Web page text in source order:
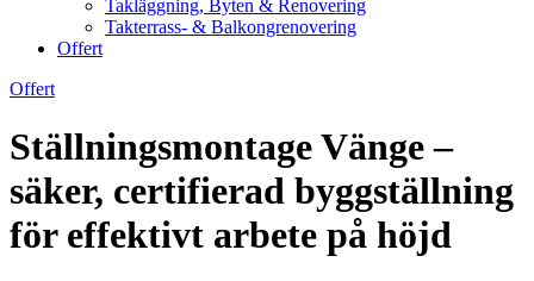
Takläggning, Byten & Renovering
Takterrass- & Balkongrenovering
Offert
Offert
Ställningsmontage Vänge –
säker, certifierad byggställning
för effektivt arbete på höjd